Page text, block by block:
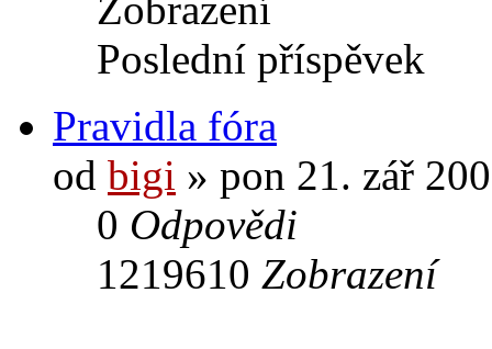
Poslední příspěvek
Pravidla fóra
od bigi » pon 21. zář
0 Odpovědi
1219610 Zobrazení